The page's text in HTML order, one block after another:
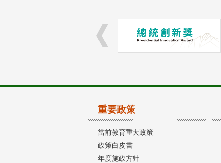
重要政策
當前教育重大政策
政策白皮書
年度施政方針